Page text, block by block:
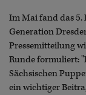
Im Mai fand das
Generation
Pressemitteilung
Runde formuliert:
Sächsischen
ein wichtiger